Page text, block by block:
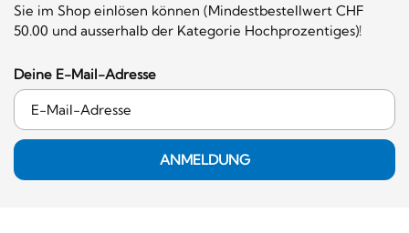
Sie im Shop einlösen können (Mindestbestellwert CHF
50.00 und ausserhalb der Kategorie Hochprozentiges)!
Deine E-Mail-Adresse
ANMELDUNG